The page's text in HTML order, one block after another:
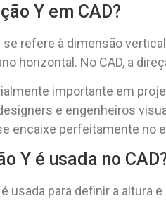
Y em CAD?
se refere à dimensão
horizontal. No CAD, a
importante em
e engenheiros
encaixe perfeitamente no
Y é usada no
é usada para definir a